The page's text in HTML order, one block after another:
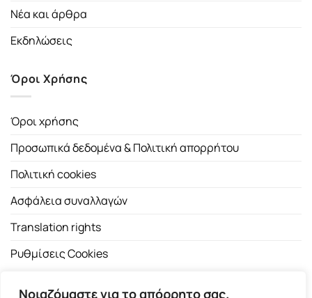
Νοιαζόμαστε για το απόρρητο σας.
Νέα και άρθρα
Εκδηλώσεις
Όροι Χρήσης
Όροι χρήσης
Προσωπικά δεδομένα & Πολιτική απορρήτου
Πολιτική cookies
Ασφάλεια συναλλαγών
Translation rights
Ρυθμίσεις Cookies